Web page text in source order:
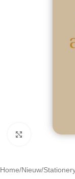
Click to
Home/Nieuw/